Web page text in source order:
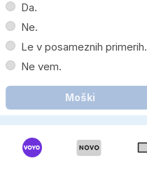
Da.
Ne.
Le v posameznih primerih.
Ne vem.
Moški
'Sistemski izziv'